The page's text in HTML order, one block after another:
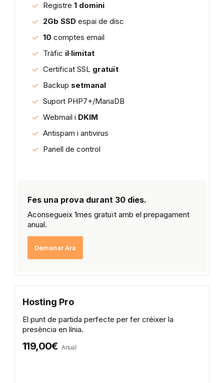
Registre 1 domini
2Gb SSD espai de disc
10 comptes email
Tràfic il·limitat
Certificat SSL gratuït
Backup setmanal
Suport PHP7+/MariaDB
Webmail i DKIM
Antispam i antivirus
Panell de control
Fes una prova durant 30 dies.
Aconsegueix 1mes gratuït amb el prepagament
anual.
Demanar Ara
Hosting Pro
El punt de partida perfecte per fer créixer la
presència en línia.
119,00€ Anual